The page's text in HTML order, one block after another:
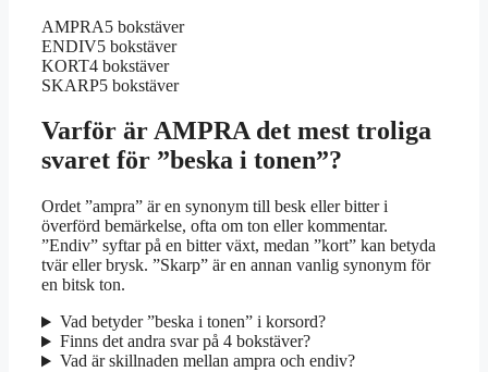
AMPRA5 bokstäver
ENDIV5 bokstäver
KORT4 bokstäver
SKARP5 bokstäver
Varför är AMPRA det mest troliga
svaret för ”beska i tonen”?
Ordet ”ampra” är en synonym till besk eller bitter i
överförd bemärkelse, ofta om ton eller kommentar.
”Endiv” syftar på en bitter växt, medan ”kort” kan betyda
tvär eller brysk. ”Skarp” är en annan vanlig synonym för
en bitsk ton.
Vad betyder ”beska i tonen” i korsord?
Finns det andra svar på 4 bokstäver?
Vad är skillnaden mellan ampra och endiv?